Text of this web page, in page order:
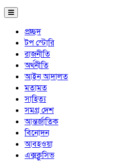
প্রচ্ছদ
টপ স্টোরি
রাজনীতি
অর্থনীতি
আইন আদালত
মতামত
সাহিত্য
সমগ্র দেশ
আন্তর্জাতিক
বিনোদন
আবহওয়া
এক্সক্লুসিভ